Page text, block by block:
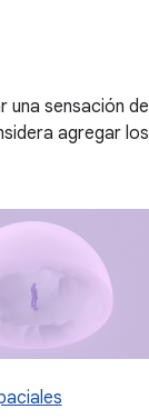
una sensación de
agregar los